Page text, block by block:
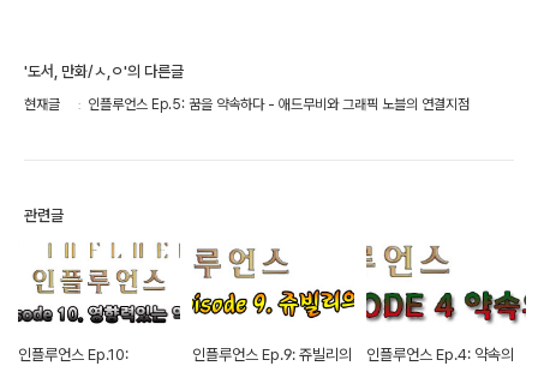
'도서, 만화/ㅅ,ㅇ'의 다른글
현재글 인플루언스 Ep.5: 꿈을 약속하다 - 애드무비와 그래픽 노블의 연결지점
관련글
인플루언스 Ep.10:
인플루언스 Ep.9: 쥬빌리의
인플루언스 Ep.4: 약속의